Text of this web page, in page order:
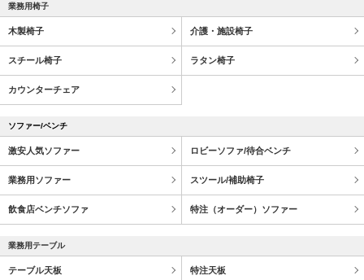
業務用椅子
木製椅子 介護・施設椅子
スチール椅子 ラタン椅子
カウンターチェア
ソファー/ベンチ
激安人気ソファー ロビーソファ/待合ベンチ
業務用ソファー スツール/補助椅子
飲食店ベンチソファ 特注（オーダー）ソファー
業務用テーブル
テーブル天板 特注天板